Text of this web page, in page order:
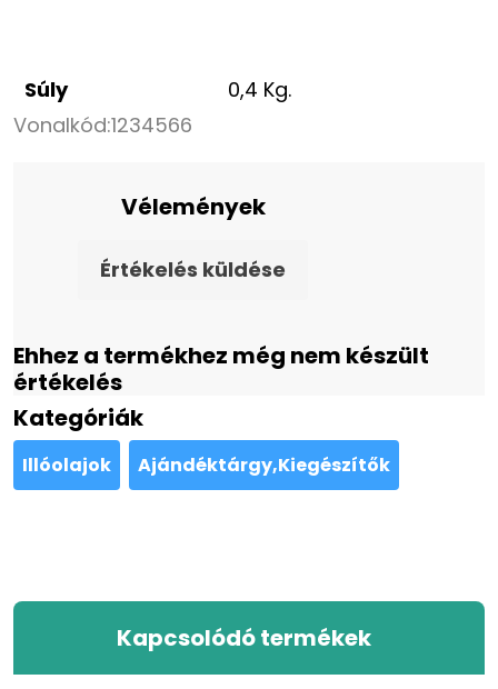
Súly
0,4 Kg.
Vonalkód:1234566
Vélemények
Értékelés küldése
Ehhez a termékhez még nem készült
értékelés
Kategóriák
Illóolajok Ajándéktárgy,Kiegészítők
Kapcsolódó termékek